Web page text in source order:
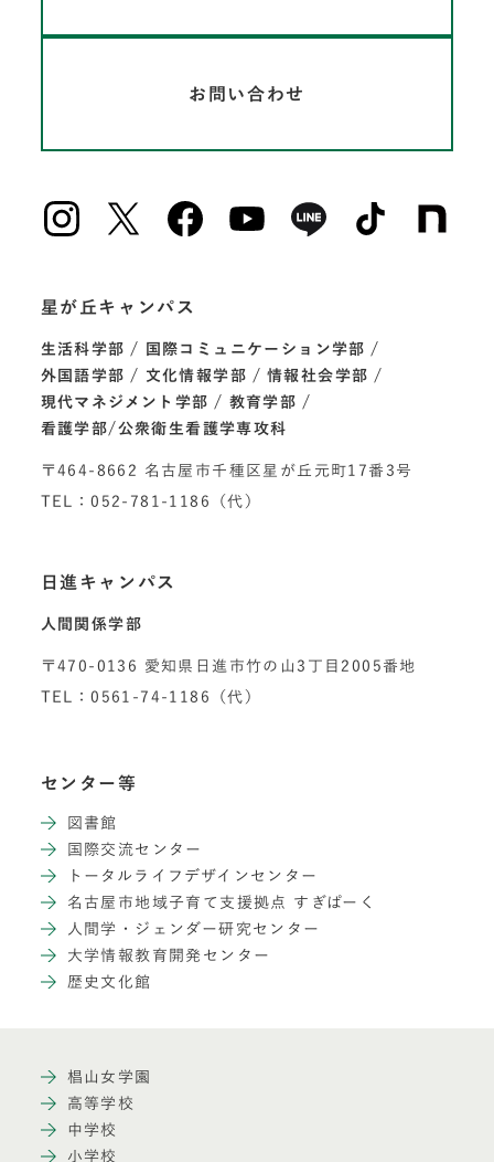
お問い合わせ
星が丘キャンパス
生活科学部
国際コミュニケーション学部
外国語学部
文化情報学部
情報社会学部
現代マネジメント学部
教育学部
看護学部/公衆衛生看護学専攻科
〒464-8662 名古屋市千種区星が丘元町17番3号
TEL：052-781-1186（代）
日進キャンパス
人間関係学部
〒470-0136 愛知県日進市竹の山3丁目2005番地
TEL：0561-74-1186（代）
センター等
図書館
国際交流センター
トータルライフデザインセンター
名古屋市地域子育て支援拠点 すぎぱーく
人間学・ジェンダー研究センター
大学情報教育開発センター
歴史文化館
椙山女学園
高等学校
中学校
小学校